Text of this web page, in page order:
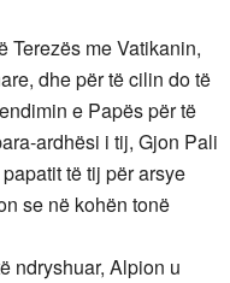
Terezës me Vatikanin,
dhe për të cilin do të
e Papës për të
ardhësi i tij, Gjon Pali
të tij për arsye
se në kohën tonë
ndryshuar, Alpion u